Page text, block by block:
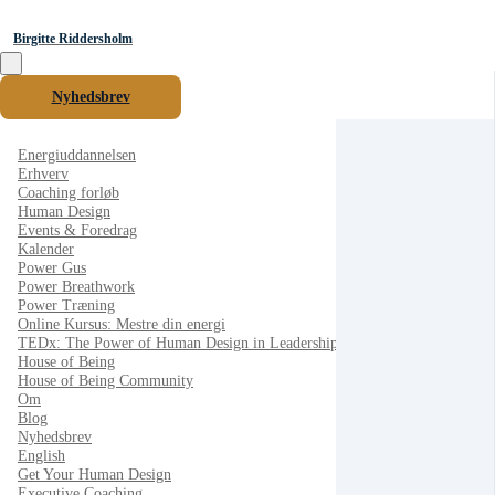
Birgitte Riddersholm
Nyhedsbrev
Energiuddannelsen
Erhverv
Coaching forløb
Human Design
Events & Foredrag
Kalender
Power Gus
Power Breathwork
Power Træning
Online Kursus: Mestre din energi
TEDx: The Power of Human Design in Leadership
House of Being
House of Being Community
Om
Blog
Nyhedsbrev
English
Get Your Human Design